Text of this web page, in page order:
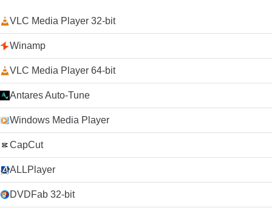
VLC Media Player 32-bit
Winamp
VLC Media Player 64-bit
Antares Auto-Tune
Windows Media Player
CapCut
ALLPlayer
DVDFab 32-bit